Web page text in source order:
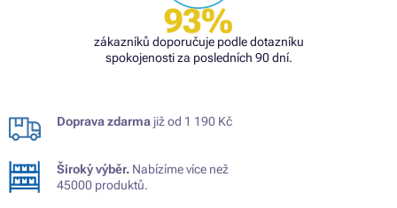
93%
zákazníků doporučuje podle dotazníku
spokojenosti za posledních 90 dní.
Doprava zdarma již od 1 190 Kč
Široký výběr. Nabízíme více než
45000 produktů.